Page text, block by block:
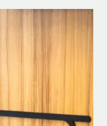
cashback